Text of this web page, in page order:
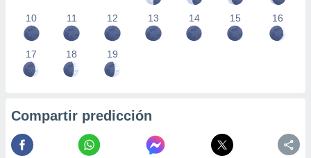
10 11 12 13 14 15 16
17 18 19
Compartir predicción